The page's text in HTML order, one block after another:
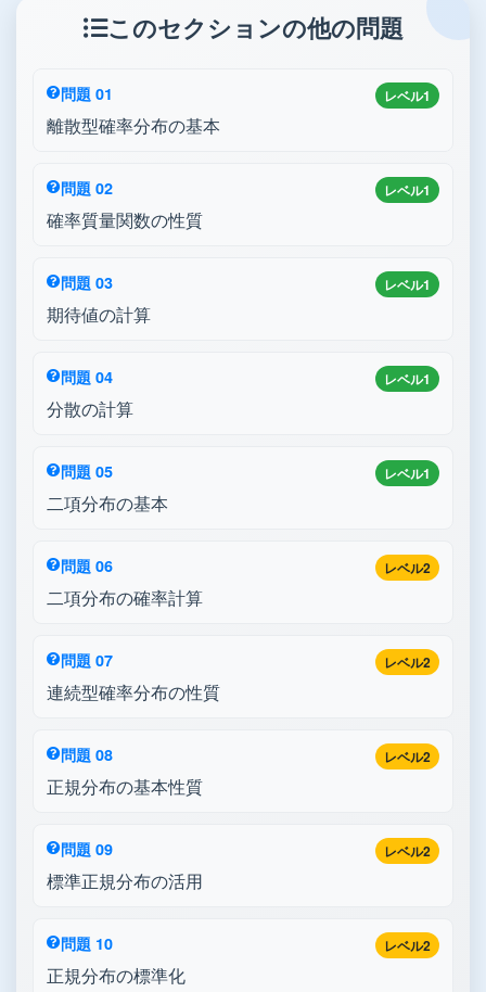
このセクションの他の問題
レベル1
問題 01
離散型確率分布の基本
レベル1
問題 02
確率質量関数の性質
レベル1
問題 03
期待値の計算
レベル1
問題 04
分散の計算
レベル1
問題 05
二項分布の基本
レベル2
問題 06
二項分布の確率計算
レベル2
問題 07
連続型確率分布の性質
レベル2
問題 08
正規分布の基本性質
レベル2
問題 09
標準正規分布の活用
レベル2
問題 10
正規分布の標準化